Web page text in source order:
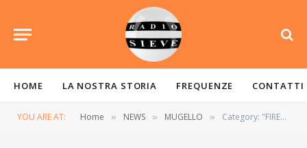
HOME LA NOSTRA STORIA FREQUENZE CONTATTI
YOU ARE AT: Home » NEWS » MUGELLO » Category: "FIRENZUOLA"